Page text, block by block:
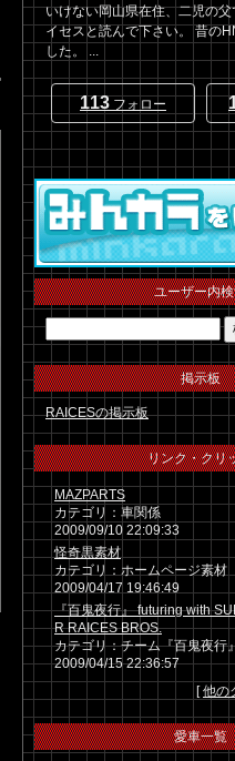
いけない岡山県在住、二児の
イセスと読んで下さい。 昔の
した。 ...
113 フォロー
ユーザー内
掲示板
RAICESの掲示板
リンク・クリ
MAZPARTS
カテゴリ：車関係
2009/09/10 22:09:33
怪奇黒素材
カテゴリ：ホームページ素材
2009/04/17 19:46:49
『百鬼夜行』 futuring with
R RAICES BROS.
カテゴリ：チーム『百鬼夜行
2009/04/15 22:36:57
[他の
愛車一覧